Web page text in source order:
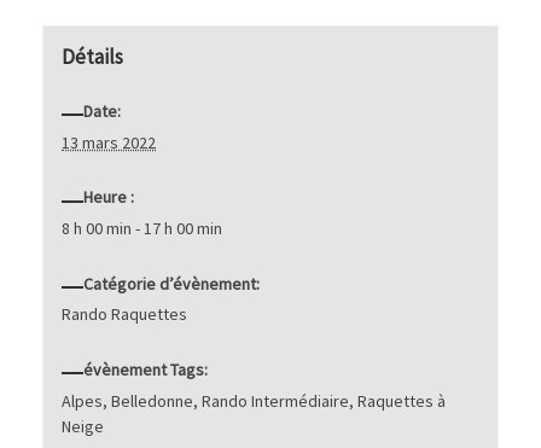
Détails
Date:
13 mars 2022
Heure :
8 h 00 min - 17 h 00 min
Catégorie d’évènement:
Rando Raquettes
évènement Tags:
Alpes,Belledonne,Rando Intermédiaire,Raquettes à
Neige